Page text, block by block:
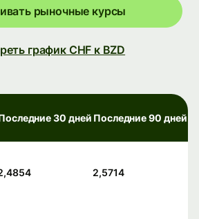
рыночные курсы
график CHF к BZD
30 дней Последние 90 дней
2,5714